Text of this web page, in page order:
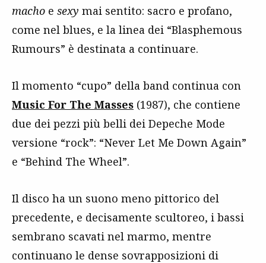
macho e sexy mai sentito: sacro e profano,
come nel blues, e la linea dei “Blasphemous
Rumours” è destinata a continuare.
Il momento “cupo” della band continua con
Music For The Masses (1987), che contiene
due dei pezzi più belli dei Depeche Mode
versione “rock”: “Never Let Me Down Again”
e “Behind The Wheel”.
Il disco ha un suono meno pittorico del
precedente, e decisamente scultoreo, i bassi
sembrano scavati nel marmo, mentre
continuano le dense sovrapposizioni di